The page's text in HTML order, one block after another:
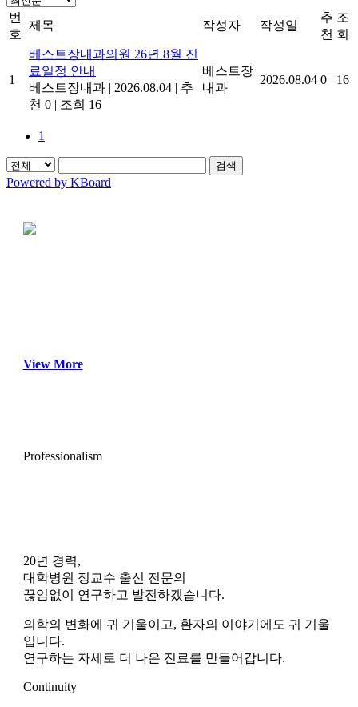
번
호
제목 작성자 작성일
추
천
조
회
1
베스트장내과의원 26년 8월 진
료일정 안내
베스트장내과 | 2026.08.04 | 추
천 0 | 조회 16
베스트장
내과
2026.08.04 0 16
1
검색
Powered by KBoard
View More
Professionalism
20년 경력,
대학병원 정교수 출신 전문의
끊임없이 연구하고 발전하겠습니다.
의학의 변화에 귀 기울이고, 환자의 이야기에도 귀 기울
입니다.
연구하는 자세로 더 나은 진료를 만들어갑니다.
Continuity